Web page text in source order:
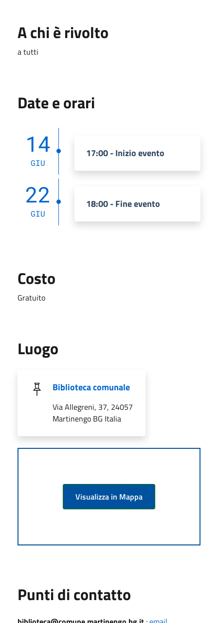
A chi è rivolto
a tutti
Date e orari
14
GIU
17:00 - Inizio evento
22
GIU
18:00 - Fine evento
Costo
Gratuito
Luogo
Biblioteca comunale
Via Allegreni, 37, 24057
Martinengo BG Italia
Visualizza in Mappa
Punti di contatto